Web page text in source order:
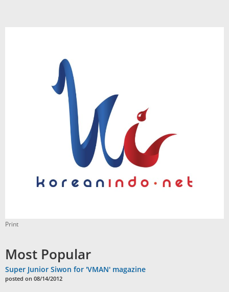
Print
Most Popular
Super Junior Siwon for 'VMAN' magazine
posted on 08/14/2012